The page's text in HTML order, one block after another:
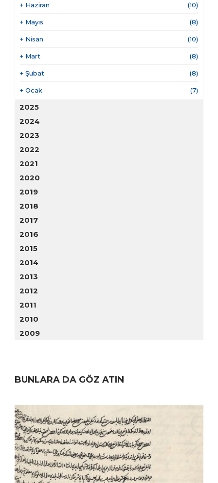
+ Haziran (10)
+ Mayıs (8)
+ Nisan (10)
+ Mart (8)
+ Şubat (8)
+ Ocak (7)
2025
2024
2023
2022
2021
2020
2019
2018
2017
2016
2015
2014
2013
2012
2011
2010
2009
BUNLARA DA GÖZ ATIN